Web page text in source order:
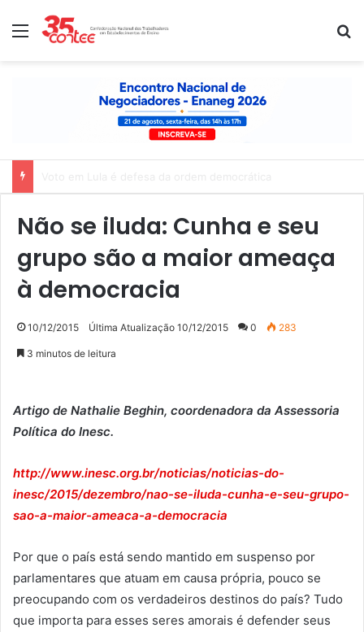
Menu
Não se iluda: Cunha e seu
grupo são a maior ameaça
à democracia
10/12/2015 Última Atualização 10/12/2015 0 283
3 minutos de leitura
Artigo de Nathalie Beghin, coordenadora da Assessoria
Política do Inesc.
http://www.inesc.org.br/noticias/noticias-do-
inesc/2015/dezembro/nao-se-iluda-cunha-e-seu-grupo-
sao-a-maior-ameaca-a-democracia
Por que o país está sendo mantido em suspenso por
parlamentares que atuam em causa própria, pouco se
preocupando com os verdadeiros destinos do país? Tudo
que importa para esses seres amorais é defender seus